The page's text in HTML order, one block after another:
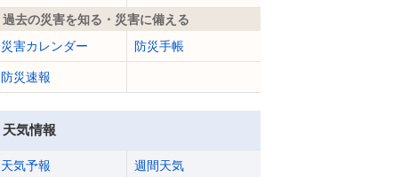
過去の災害を知る・災害に備える
災害カレンダー
防災手帳
防災速報
天気情報
天気予報 週間天気